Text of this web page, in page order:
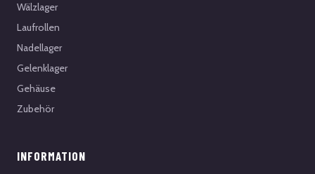
Wälzlager
Laufrollen
Nadellager
Gelenklager
Gehäuse
Zubehör
INFORMATION